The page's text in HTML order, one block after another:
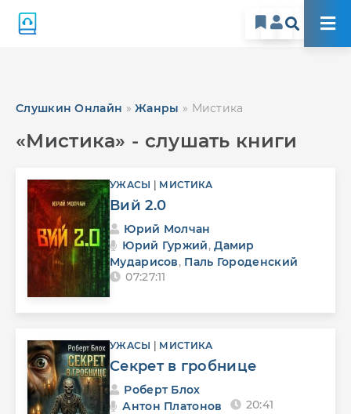
Слушкин Онлайн »Жанры » Мистика
«Мистика» - слушать книги
УЖАСЫ МИСТИКА
Вий 2.0
Юрий Молчан
Юрий Гуржий,Дамир
Мударисов, Паль Городенский
07:27:11
УЖАСЫ МИСТИКА
Секрет в гробнице
Роберт Блох
Антон Платонов
20:41